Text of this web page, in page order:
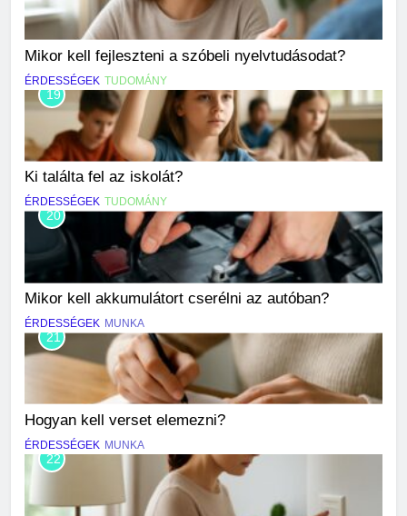
Mikor kell fejleszteni a szóbeli nyelvtudásodat?
ÉRDESSÉGEK TUDOMÁNY
19
Ki találta fel az iskolát?
ÉRDESSÉGEK TUDOMÁNY
20
Mikor kell akkumulátort cserélni az autóban?
ÉRDESSÉGEK MUNKA
21
Hogyan kell verset elemezni?
ÉRDESSÉGEK MUNKA
22